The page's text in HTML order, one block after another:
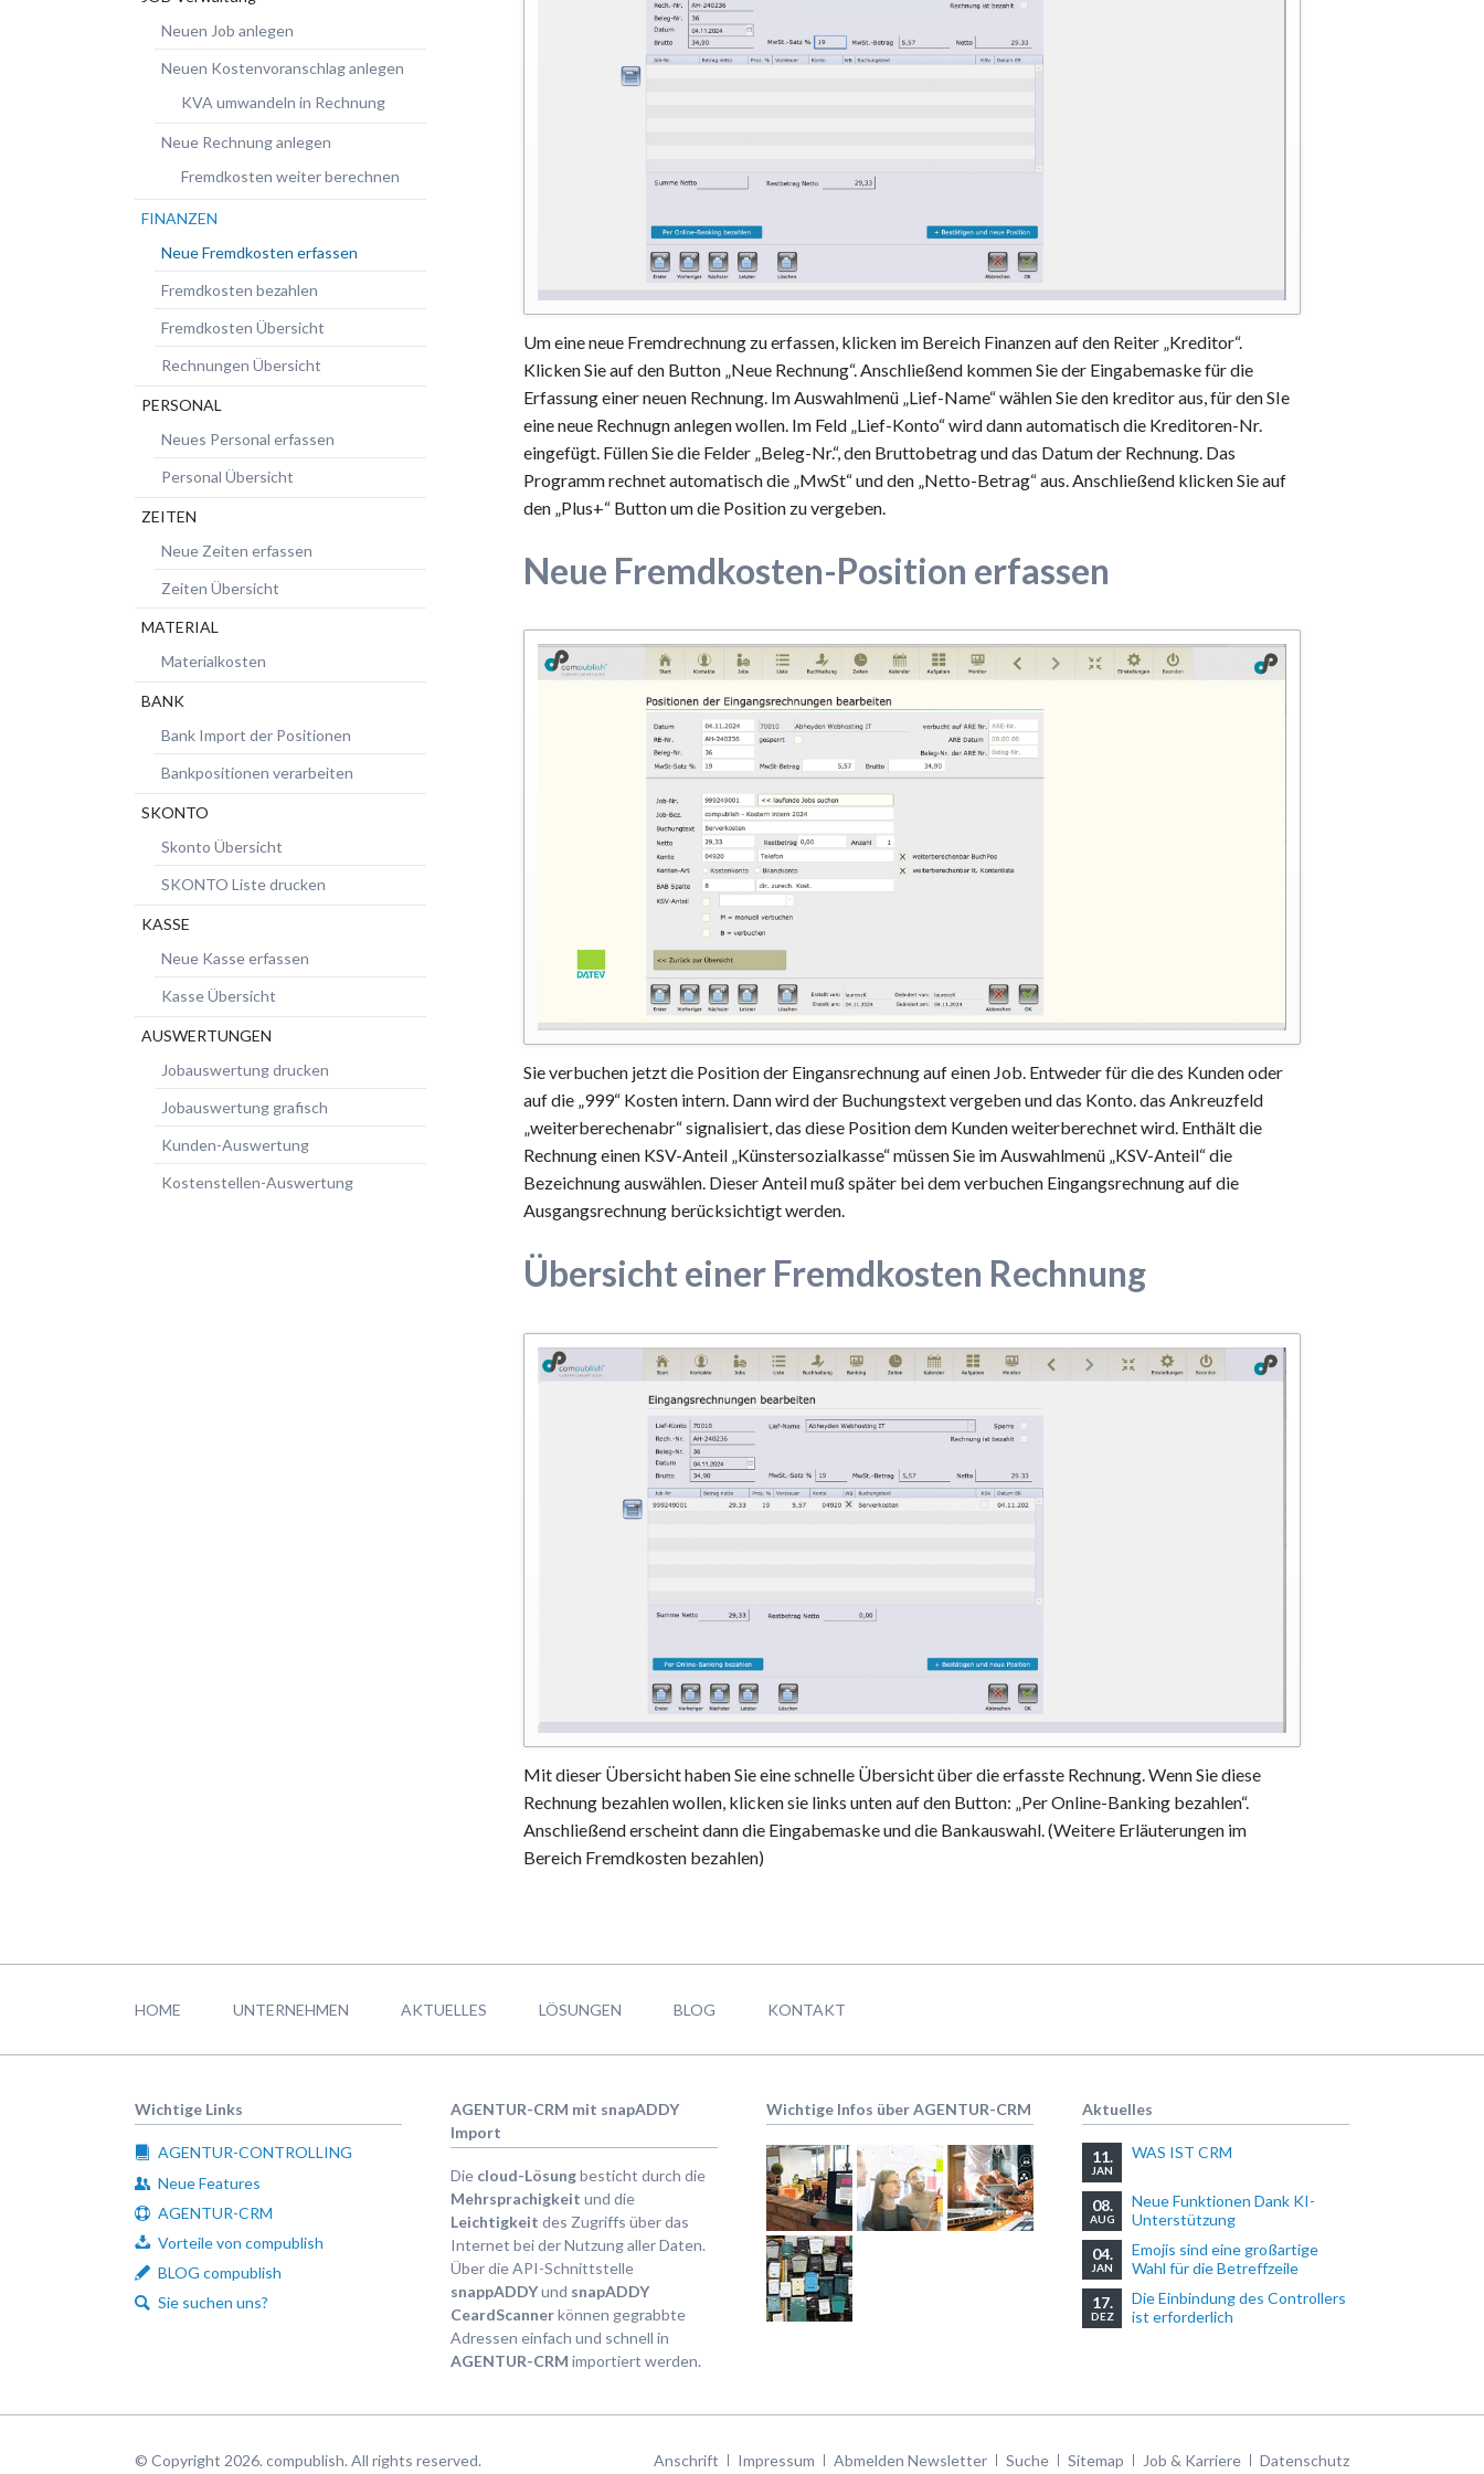
Um eine neue Fremdrechnung zu erfassen, klicken im Bereich Finanzen auf den Reiter „Kreditor“.
Klicken Sie auf den Button „Neue Rechnung“. Anschließend kommen Sie der Eingabemaske für die
Erfassung einer neuen Rechnung. Im Auswahlmenü „Lief-Name“ wählen Sie den kreditor aus, für den SIe
eine neue Rechnugn anlegen wollen. Im Feld „Lief-Konto“ wird dann automatisch die Kreditoren-Nr.
eingefügt. Füllen Sie die Felder „Beleg-Nr.“, den Bruttobetrag und das Datum der Rechnung. Das
Programm rechnet automatisch die „MwSt“ und den „Netto-Betrag“ aus. Anschließend klicken Sie auf
den „Plus+“ Button um die Position zu vergeben.
Neue Fremdkosten-Position erfassen
Sie verbuchen jetzt die Position der Eingansrechnung auf einen Job. Entweder für die des Kunden oder
auf die „999“ Kosten intern. Dann wird der Buchungstext vergeben und das Konto. das Ankreuzfeld
„weiterberechenabr“ signalisiert, das diese Position dem Kunden weiterberechnet wird. Enthält die
Rechnung einen KSV-Anteil „Künstersozialkasse“ müssen Sie im Auswahlmenü „KSV-Anteil“ die
Bezeichnung auswählen. Dieser Anteil muß später bei dem verbuchen Eingangsrechnung auf die
Ausgangsrechnung berücksichtigt werden.
Übersicht einer Fremdkosten Rechnung
Mit dieser Übersicht haben Sie eine schnelle Übersicht über die erfasste Rechnung. Wenn Sie diese
Rechnung bezahlen wollen, klicken sie links unten auf den Button: „Per Online-Banking bezahlen“.
Anschließend erscheint dann die Eingabemaske und die Bankauswahl. (Weitere Erläuterungen im
Bereich Fremdkosten bezahlen)
Neuen Job anlegen
Neuen Kostenvoranschlag anlegen
KVA umwandeln in Rechnung
Neue Rechnung anlegen
Fremdkosten weiter berechnen
FINANZEN
Neue Fremdkosten erfassen
Fremdkosten bezahlen
Fremdkosten Übersicht
Rechnungen Übersicht
PERSONAL
Neues Personal erfassen
Personal Übersicht
ZEITEN
Neue Zeiten erfassen
Zeiten Übersicht
MATERIAL
Materialkosten
BANK
Bank Import der Positionen
Bankpositionen verarbeiten
SKONTO
Skonto Übersicht
SKONTO Liste drucken
KASSE
Neue Kasse erfassen
Kasse Übersicht
AUSWERTUNGEN
Jobauswertung drucken
Jobauswertung grafisch
Kunden-Auswertung
Kostenstellen-Auswertung
HOME UNTERNEHMEN AKTUELLES LÖSUNGEN BLOG KONTAKT
Wichtige Links
AGENTUR-CONTROLLING
Neue Features
AGENTUR-CRM
Vorteile von compublish
BLOG compublish
Sie suchen uns?
AGENTUR-CRM mit snapADDY
Import
Die cloud-Lösungbesticht durch die
Mehrsprachigkeit und die
Leichtigkeit des Zugriffs über das
Internet bei der Nutzung aller Daten.
Über die API-Schnittstelle
snappADDYund snapADDY
CeardScannerkönnen gegrabbte
Adressen einfach und schnell in
AGENTUR-CRM importiert werden.
Wichtige Infos über AGENTUR-CRM Aktuelles
11.
JAN
WAS IST CRM
08.
AUG
Neue Funktionen Dank KI-
Unterstützung
04.
JAN
Emojis sind eine großartige
Wahl für die Betreffzeile
17.
DEZ
Die Einbindung des Controllers
ist erforderlich
© Copyright 2026. compublish. All rights reserved.
Navigation
Anschrift Impressum Abmelden Newsletter Suche Sitemap Job & Karriere Datenschutz